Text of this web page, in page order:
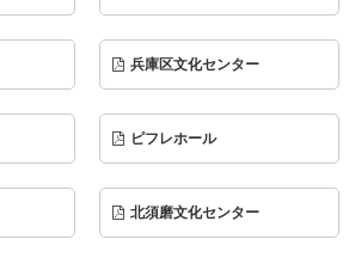
兵庫区文化センター
ピフレホール
北須磨文化センター